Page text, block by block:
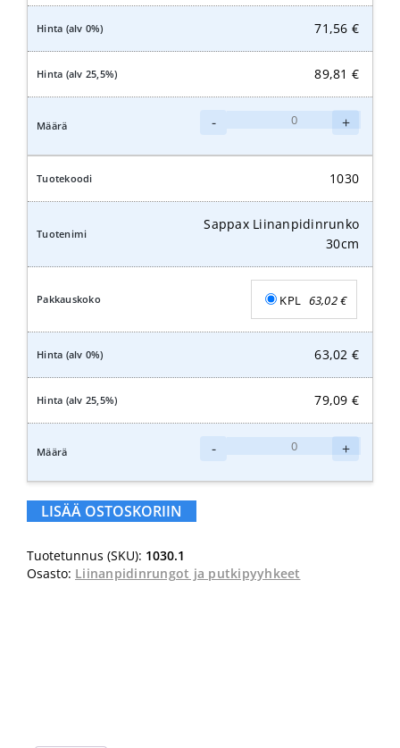
71,56 €
89,81 €
-
40cm
+
1030
Sappax Liinanpidinrunko
30cm
KPL 63,02€
63,02 €
79,09 €
-
30cm
+
LISÄÄ OSTOSKORIIN
Tuotetunnus (SKU): 1030.1
Osasto: Liinanpidinrungot ja putkipyyhkeet